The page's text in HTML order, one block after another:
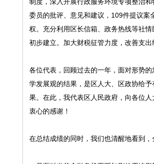
委员的批评、意见和建议，109件提议案
权。充分利用区长信箱、政务热线等社
初步建立。加大财税征管力度，改善支
各位代表，回顾过去的一年，面对形势
学发展观的结果，是区人大、区政协给
果。在此，我代表区人民政府，向各位
衷心的感谢！
在总结成绩的同时，我们也清醒地看到